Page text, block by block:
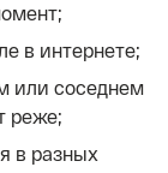
в интернете;
или соседнем
реже;
в разных